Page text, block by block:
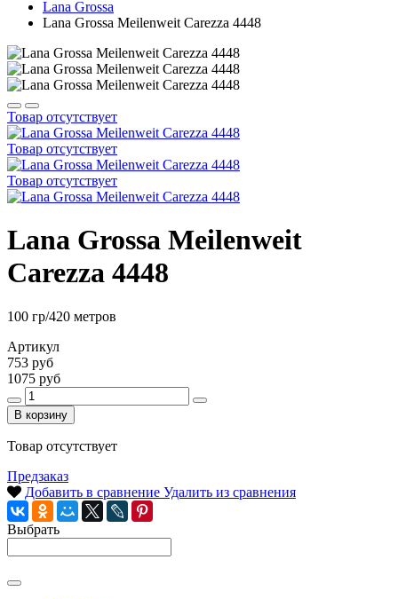
Lana Grossa
Lana Grossa Meilenweit Carezza 4448
Товар отсутствует
Товар отсутствует
Товар отсутствует
Lana Grossa Meilenweit
Carezza 4448
100 гр/420 метров
Артикул
753 руб
1075 руб
В корзину
Товар отсутствует
Предзаказ
Добавить в сравнение Удалить из сравнения
Выбрать